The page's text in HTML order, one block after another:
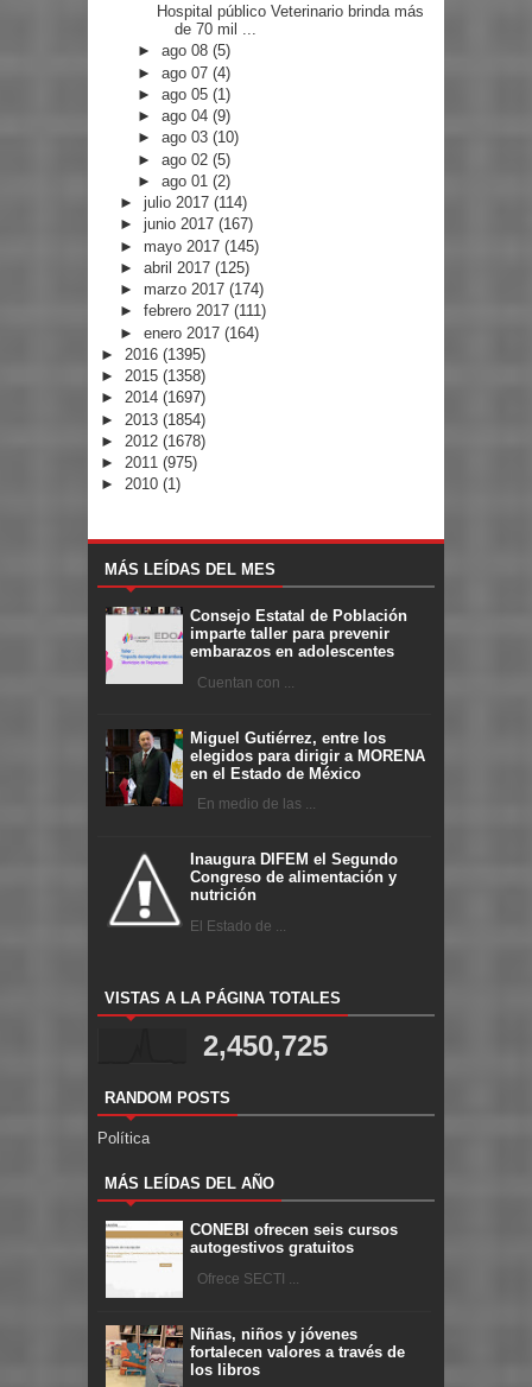
Hospital público Veterinario brinda más
de 70 mil ...
►ago 08(5)
►ago 07(4)
►ago 05(1)
►ago 04(9)
►ago 03(10)
►ago 02(5)
►ago 01(2)
► julio 2017 (114)
► junio 2017 (167)
► mayo 2017 (145)
► abril 2017 (125)
► marzo 2017 (174)
► febrero 2017 (111)
► enero 2017 (164)
► 2016 (1395)
► 2015 (1358)
► 2014 (1697)
► 2013 (1854)
► 2012 (1678)
► 2011 (975)
► 2010 (1)
MÁS LEÍDAS DEL MES
Consejo Estatal de Población
imparte taller para prevenir
embarazos en adolescentes
Cuentan con ...
Miguel Gutiérrez, entre los
elegidos para dirigir a MORENA
en el Estado de México
En medio de las ...
Inaugura DIFEM el Segundo
Congreso de alimentación y
nutrición
El Estado de ...
VISTAS A LA PÁGINA TOTALES
2,450,725
RANDOM POSTS
Política
MÁS LEÍDAS DEL AÑO
CONEBI ofrecen seis cursos
autogestivos gratuitos
Ofrece SECTI ...
Niñas, niños y jóvenes
fortalecen valores a través de
los libros